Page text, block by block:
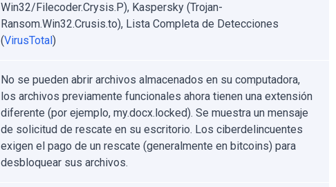
Win32/Filecoder.Crysis.P), Kaspersky (Trojan-
Ransom.Win32.Crusis.to), Lista Completa de Detecciones
(VirusTotal)
No se pueden abrir archivos almacenados en su computadora,
los archivos previamente funcionales ahora tienen una extensión
diferente (por ejemplo, my.docx.locked). Se muestra un mensaje
de solicitud de rescate en su escritorio. Los ciberdelincuentes
exigen el pago de un rescate (generalmente en bitcoins) para
desbloquear sus archivos.